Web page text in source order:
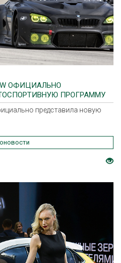
ОФИЦИАЛЬНО
ПРОГРАММУ
представила новую